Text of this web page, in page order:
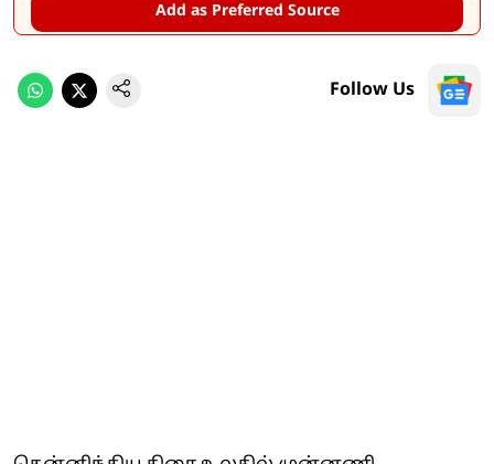
Add as Preferred Source
Follow Us